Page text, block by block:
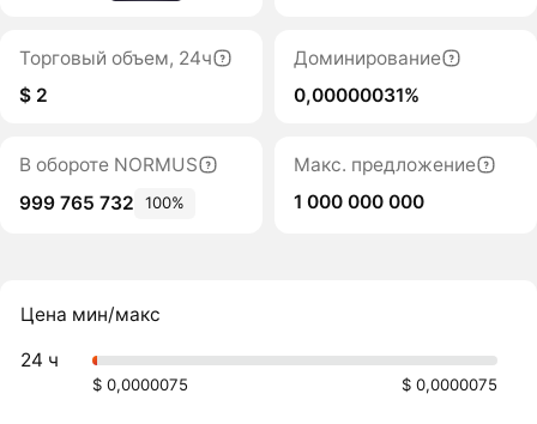
Торговый объем, 24ч
$ 2
Доминирование
0,00000031%
В обороте NORMUS
999 765 732
100%
Макс. предложение
1 000 000 000
Цена мин/макс
24 ч
$ 0,0000075 $ 0,0000075